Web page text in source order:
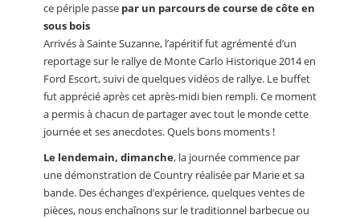
ce périple passe par un parcours de course de côte en
sous bois
Arrivés à Sainte Suzanne, l’apéritif fut agrémenté d’un
reportage sur le rallye de Monte Carlo Historique 2014 en
Ford Escort, suivi de quelques vidéos de rallye. Le buffet
fut apprécié après cet après-midi bien rempli. Ce moment
a permis à chacun de partager avec tout le monde cette
journée et ses anecdotes. Quels bons moments !
Le lendemain, dimanche, la journée commence par
une démonstration de Country réalisée par Marie et sa
bande. Des échanges d’expérience, quelques ventes de
pièces, nous enchaînons sur le traditionnel barbecue ou